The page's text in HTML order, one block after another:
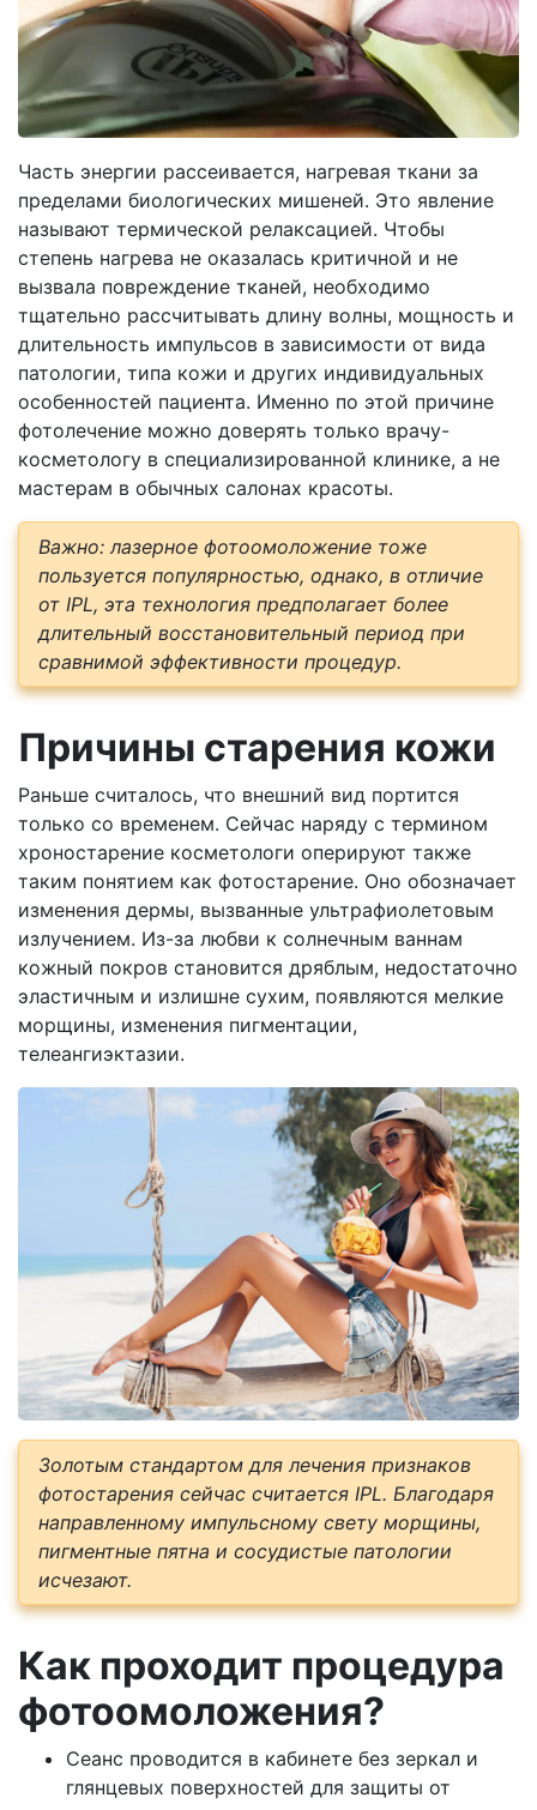
Часть энергии рассеивается, нагревая ткани за
пределами биологических мишеней. Это явление
называют термической релаксацией. Чтобы
степень нагрева не оказалась критичной и не
вызвала повреждение тканей, необходимо
тщательно рассчитывать длину волны, мощность и
длительность импульсов в зависимости от вида
патологии, типа кожи и других индивидуальных
особенностей пациента. Именно по этой причине
фотолечение можно доверять только врачу-
косметологу в специализированной клинике, а не
мастерам в обычных салонах красоты.
Важно: лазерное фотоомоложение тоже
пользуется популярностью, однако, в отличие
от IPL, эта технология предполагает более
длительный восстановительный период при
сравнимой эффективности процедур.
Причины старения кожи
Раньше считалось, что внешний вид портится
только со временем. Сейчас наряду с термином
хроностарение косметологи оперируют также
таким понятием как фотостарение. Оно обозначает
изменения дермы, вызванные ультрафиолетовым
излучением. Из-за любви к солнечным ваннам
кожный покров становится дряблым, недостаточно
эластичным и излишне сухим, появляются мелкие
морщины, изменения пигментации,
телеангиэктазии.
Золотым стандартом для лечения признаков
фотостарения сейчас считается IPL. Благодаря
направленному импульсному свету морщины,
пигментные пятна и сосудистые патологии
исчезают.
Как проходит процедура
фотоомоложения?
Сеанс проводится в кабинете без зеркал и
глянцевых поверхностей для защиты от